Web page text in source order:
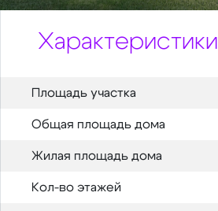
Характеристики
Площадь участка
Общая площадь дома
Жилая площадь дома
Кол-во этажей